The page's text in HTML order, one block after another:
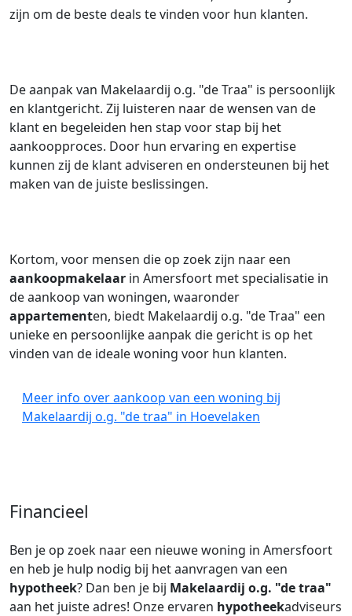
zijn om de beste deals te vinden voor hun klanten.
De aanpak van Makelaardij o.g. "de Traa" is persoonlijk
en klantgericht. Zij luisteren naar de wensen van de
klant en begeleiden hen stap voor stap bij het
aankoopproces. Door hun ervaring en expertise
kunnen zij de klant adviseren en ondersteunen bij het
maken van de juiste beslissingen.
Kortom, voor mensen die op zoek zijn naar een
aankoopmakelaar in Amersfoort met specialisatie in
de aankoop van woningen, waaronder
appartementen, biedt Makelaardij o.g. "de Traa" een
unieke en persoonlijke aanpak die gericht is op het
vinden van de ideale woning voor hun klanten.
Meer info over aankoop van een woning bij
Makelaardij o.g. "de traa" in Hoevelaken
Financieel
Ben je op zoek naar een nieuwe woning in Amersfoort
en heb je hulp nodig bij het aanvragen van een
hypotheek? Dan ben je bij Makelaardij o.g. "de traa"
aan het juiste adres! Onze ervaren hypotheekadviseurs